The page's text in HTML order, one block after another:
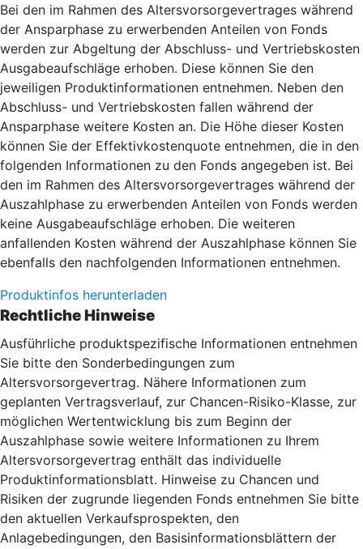
Bei den im Rahmen des Altersvorsorgevertrages während
der Ansparphase zu erwerbenden Anteilen von Fonds
werden zur Abgeltung der Abschluss- und Vertriebskosten
Ausgabeaufschläge erhoben. Diese können Sie den
jeweiligen Produktinformationen entnehmen. Neben den
Abschluss- und Vertriebskosten fallen während der
Ansparphase weitere Kosten an. Die Höhe dieser Kosten
können Sie der Effektivkostenquote entnehmen, die in den
folgenden Informationen zu den Fonds angegeben ist. Bei
den im Rahmen des Altersvorsorgevertrages während der
Auszahlphase zu erwerbenden Anteilen von Fonds werden
keine Ausgabeaufschläge erhoben. Die weiteren
anfallenden Kosten während der Auszahlphase können Sie
ebenfalls den nachfolgenden Informationen entnehmen.
Produktinfos herunterladen
Rechtliche Hinweise
Ausführliche produktspezifische Informationen entnehmen
Sie bitte den Sonderbedingungen zum
Altersvorsorgevertrag. Nähere Informationen zum
geplanten Vertragsverlauf, zur Chancen-Risiko-Klasse, zur
möglichen Wertentwicklung bis zum Beginn der
Auszahlphase sowie weitere Informationen zu Ihrem
Altersvorsorgevertrag enthält das individuelle
Produktinformationsblatt. Hinweise zu Chancen und
Risiken der zugrunde liegenden Fonds entnehmen Sie bitte
den aktuellen Verkaufsprospekten, den
Anlagebedingungen, den Basisinformationsblättern der